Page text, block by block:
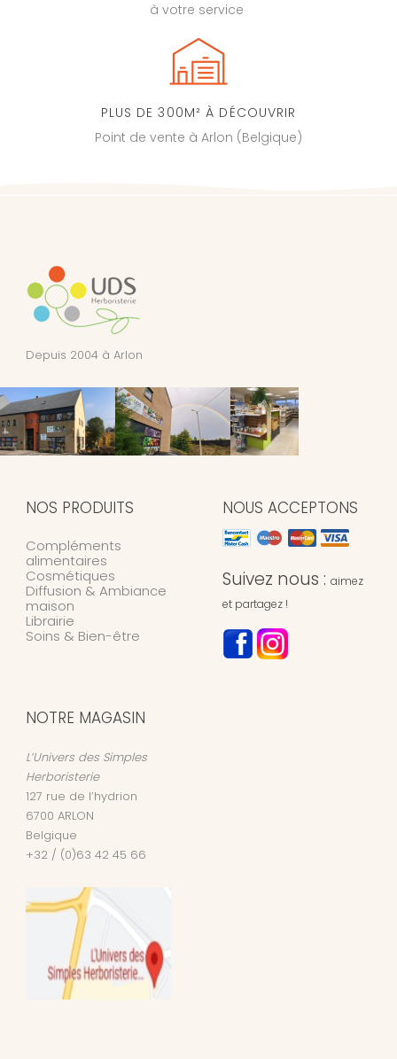
à votre service
PLUS DE 300M² À DÉCOUVRIR
Point de vente à Arlon (Belgique)
Depuis 2004 à Arlon
NOS PRODUITS
Compléments
alimentaires
Cosmétiques
Diffusion & Ambiance
maison
Librairie
Soins & Bien-être
NOUS ACCEPTONS
Suivez nous : aimez
et partagez !
NOTRE MAGASIN
L’Univers des Simples
Herboristerie
127 rue de l’hydrion
6700 ARLON
Belgique
+32 / (0)63 42 45 66